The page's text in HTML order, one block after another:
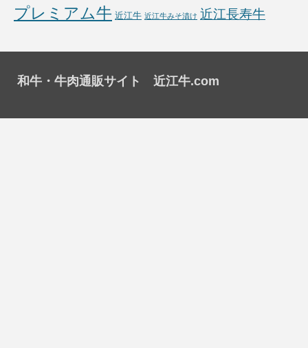
プレミアム牛 近江牛 近江牛みそ漬け 近江長寿牛
和牛・牛肉通販サイト 近江牛.com